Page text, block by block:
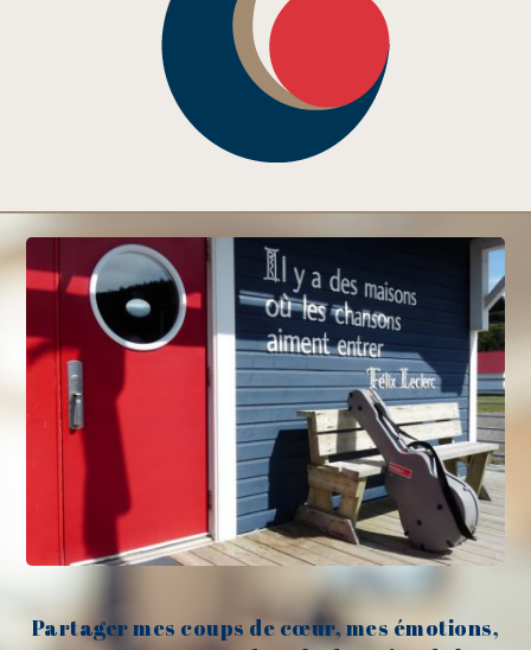
Partager mes coups de cœur, mes émotions,